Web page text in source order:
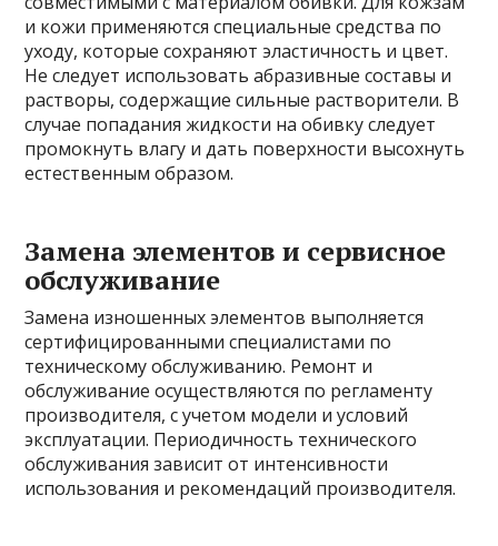
и кожи применяются специальные средства по
уходу, которые сохраняют эластичность и цвет.
Не следует использовать абразивные составы и
растворы, содержащие сильные растворители. В
случае попадания жидкости на обивку следует
промокнуть влагу и дать поверхности высохнуть
естественным образом.
Замена элементов и сервисное
обслуживание
Замена изношенных элементов выполняется
сертифицированными специалистами по
техническому обслуживанию. Ремонт и
обслуживание осуществляются по регламенту
производителя, с учетом модели и условий
эксплуатации. Периодичность технического
обслуживания зависит от интенсивности
использования и рекомендаций производителя.